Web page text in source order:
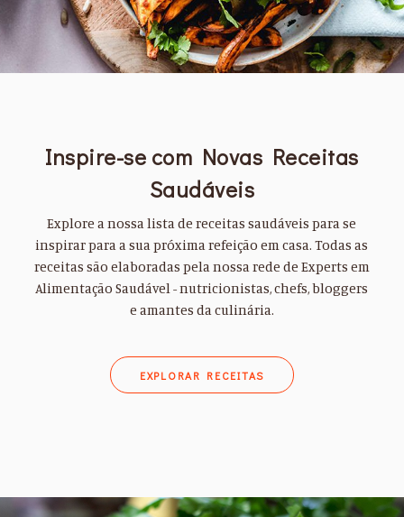
Inspire-se com Novas Receitas
Saudáveis
Explore a nossa lista de receitas saudáveis para se
inspirar para a sua próxima refeição em casa. Todas as
receitas são elaboradas pela nossa rede de Experts em
Alimentação Saudável - nutricionistas, chefs, bloggers
e amantes da culinária.
EXPLORAR RECEITAS